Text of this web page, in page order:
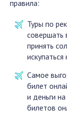
правила:
Туры по
совершать
принять
Самое
билет
и деньги
билетов